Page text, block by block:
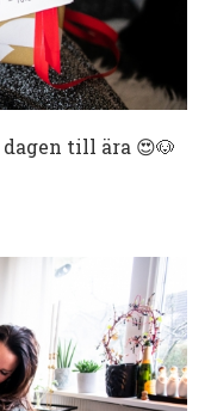
till ära 😍🐶